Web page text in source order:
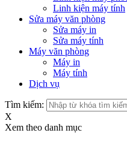
Linh kiện máy tính
Sửa máy văn phòng
Sửa máy in
Sửa máy tính
Máy văn phòng
Máy in
Máy tính
Dịch vụ
Tìm kiếm:
X
Xem theo danh mục